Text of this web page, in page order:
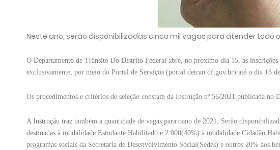
Neste ano, serão disponibilizadas cinco mil vagas para atender todo
O Departamento de Trânsito Do Distrito Federal abre, no próximo dia 15, as
exclusivamente, por meio do Portal de Serviços (portal.detran.df.gov.br) até o dia 16
Os procedimentos e critérios de seleção constam da Instrução nº 56/2021,publicada no
A Instrução traz também a quantidade de vagas para oano de 2021. Serão
destinadas à modalidade Estudante Habilitado e 2.000(40%) à modalidade Cidadão
programas sociais da Secretaria de Desenvolvimento Social(Sedes) e outros 20% aos